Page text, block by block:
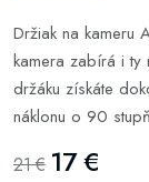
Držiak na kameru
kamera zabírá i ty
držáku získáte
náklonu o 90
21 € 17 €